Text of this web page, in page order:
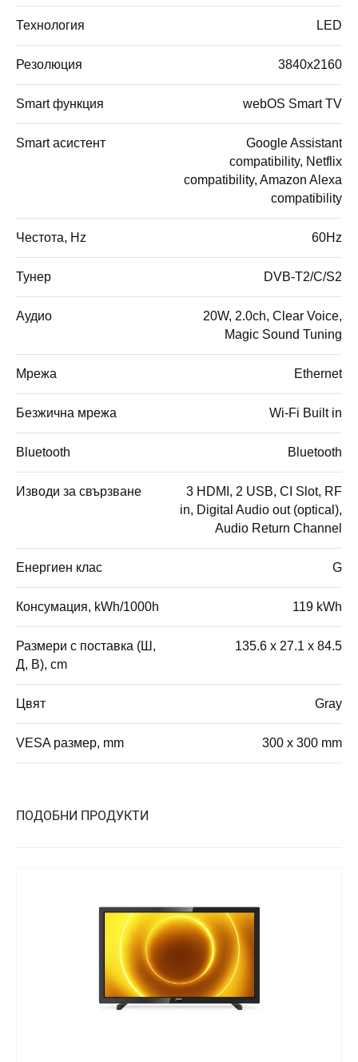
Технология LED
Резолюция 3840x2160
Smart функция webOS Smart TV
Smart асистент
Google Assistant
compatibility, Netflix
compatibility, Amazon Alexa
compatibility
Честота, Hz 60Hz
Тунер DVB-T2/C/S2
Аудио
20W, 2.0ch, Clear Voice,
Magic Sound Tuning
Мрежа Ethernet
Безжична мрежа Wi-Fi Built in
Bluetooth Bluetooth
Изводи за свързване
3 HDMI, 2 USB, CI Slot, RF
in, Digital Audio out (optical),
Audio Return Channel
Енергиен клас G
Консумация, kWh/1000h 119 kWh
Размери с поставка (Ш,
Д, В), cm
135.6 x 27.1 x 84.5
Цвят Gray
VESA размер, mm 300 x 300 mm
ПОДОБНИ ПРОДУКТИ